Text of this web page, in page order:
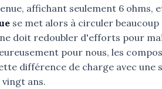
affichant seulement 6 ohms,
se met alors à circuler
doit redoubler d'efforts pour
pour nous, les
différence de charge avec
ans.